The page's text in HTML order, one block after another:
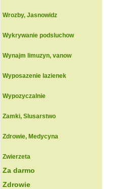
Wrozby, Jasnowidz
Wykrywanie podsluchow
Wynajm limuzyn, vanow
Wyposazenie lazienek
Wypozyczalnie
Zamki, Slusarstwo
Zdrowie, Medycyna
Zwierzeta
Za darmo
Zdrowie